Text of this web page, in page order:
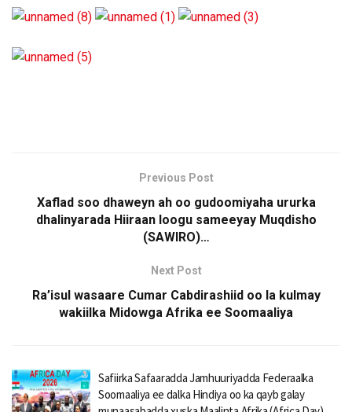
Previous Post
Xaflad soo dhaweyn ah oo gudoomiyaha ururka
dhalinyarada Hiiraan loogu sameeyay Muqdisho
(SAWIRO)…
Next Post
Ra’isul wasaare Cumar Cabdirashiid oo la kulmay
wakiilka Midowga Afrika ee Soomaaliya
Safiirka Safaaradda Jamhuuriyadda Federaalka
Soomaaliya ee dalka Hindiya oo ka qayb galay